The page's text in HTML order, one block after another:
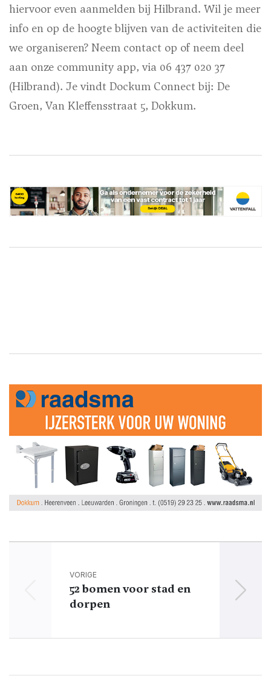
hiervoor even aanmelden bij Hilbrand. Wil je meer
info en op de hoogte blijven van de activiteiten die
we organiseren? Neem contact op of neem deel
aan onze community app, via 06 437 020 37
(Hilbrand). Je vindt Dockum Connect bij: De
Groen, Van Kleffensstraat 5, Dokkum.
VORIGE
52 bomen voor stad en
dorpen